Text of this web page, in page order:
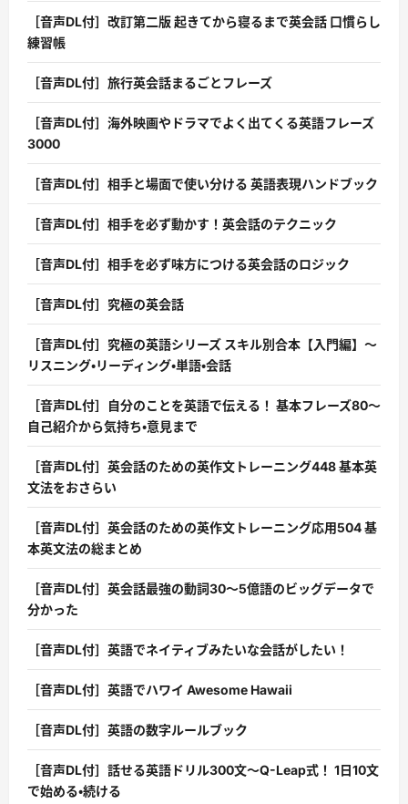
［音声DL付］改訂第二版 起きてから寝るまで英会話 口慣らし
練習帳
［音声DL付］旅行英会話まるごとフレーズ
［音声DL付］海外映画やドラマでよく出てくる英語フレーズ
3000
［音声DL付］相手と場面で使い分ける 英語表現ハンドブック
［音声DL付］相手を必ず動かす！英会話のテクニック
［音声DL付］相手を必ず味方につける英会話のロジック
［音声DL付］究極の英会話
［音声DL付］究極の英語シリーズ スキル別合本【入門編】〜
リスニング・リーディング・単語・会話
［音声DL付］自分のことを英語で伝える！ 基本フレーズ80〜
自己紹介から気持ち・意見まで
［音声DL付］英会話のための英作文トレーニング448 基本英
文法をおさらい
［音声DL付］英会話のための英作文トレーニング応用504 基
本英文法の総まとめ
［音声DL付］英会話最強の動詞30〜5億語のビッグデータで
分かった
［音声DL付］英語でネイティブみたいな会話がしたい！
［音声DL付］英語でハワイ Awesome Hawaii
［音声DL付］英語の数字ルールブック
［音声DL付］話せる英語ドリル300文〜Q-Leap式！ 1日10文
で始める・続ける